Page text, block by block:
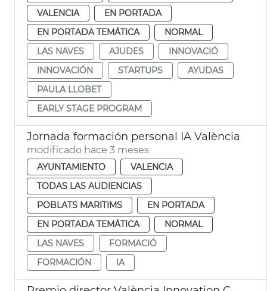
VALENCIA
EN PORTADA
EN PORTADA TEMÁTICA
NORMAL
LAS NAVES
AJUDES
INNOVACIÓ
INNOVACIÓN
STARTUPS
AYUDAS
PAULA LLOBET
EARLY STAGE PROGRAM
Jornada formación personal IA València
modificado hace 3 meses
AYUNTAMIENTO
VALENCIA
TODAS LAS AUDIENCIAS
POBLATS MARITIMS
EN PORTADA
EN PORTADA TEMÁTICA
NORMAL
LAS NAVES
FORMACIÓ
FORMACIÓN
IA